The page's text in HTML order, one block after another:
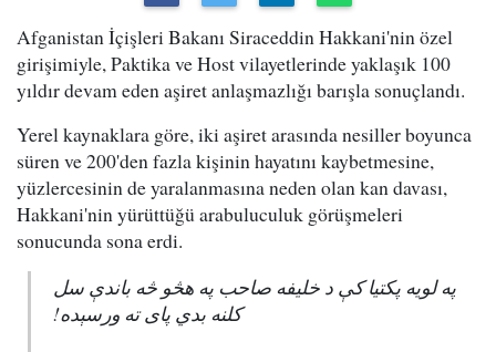
Afganistan İçişleri Bakanı Siraceddin Hakkani'nin özel
girişimiyle, Paktika ve Host vilayetlerinde yaklaşık 100
yıldır devam eden aşiret anlaşmazlığı barışla sonuçlandı.
Yerel kaynaklara göre, iki aşiret arasında nesiller boyunca
süren ve 200'den fazla kişinin hayatını kaybetmesine,
yüzlercesinin de yaralanmasına neden olan kan davası,
Hakkani'nin yürüttüğü arabuluculuk görüşmeleri
sonucunda sona erdi.
په لویه پکتیا کې د خلیفه صاحب په هڅو څه باندې سل
کلنه بدي پای ته ورسېده!